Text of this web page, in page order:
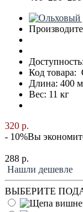
Код товара:
Длина: 400
Вес: 11 кг
320 р.
- 10%Вы
288 р.
Нашли дешевле
ВЫБЕРИТЕ